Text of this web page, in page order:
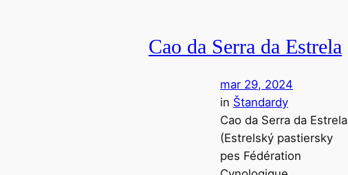
Cao da Serra da Estrela
mar 29, 2024
in Štandardy
Cao da Serra da Estrela
(Estrelský pastiersky
pes Fédération